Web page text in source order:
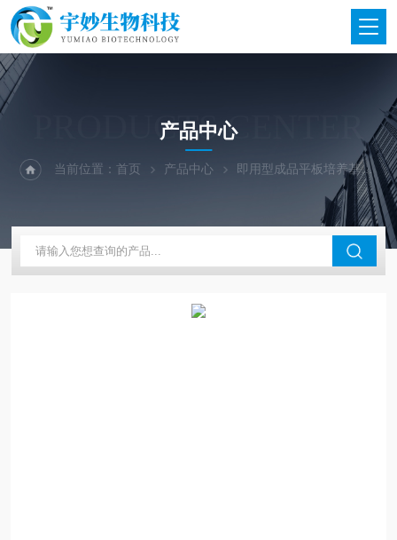
PRODUCTS CENTER
产品中心
当前位置：首页 产品中心 即用型成品平板培养基